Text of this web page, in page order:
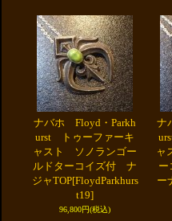
ナバホ Floyd・Parkh
urst トゥーファーキ
ャスト ソノランゴー
ルドターコイズ付 ナ
ジャTOP[FloydParkhurs
t19]
96,800円(税込)
ナ
ャ
ー